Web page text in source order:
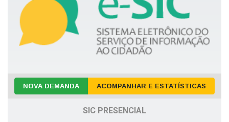
NOVA DEMANDA ACOMPANHAR E ESTATÍSTICAS
SIC PRESENCIAL